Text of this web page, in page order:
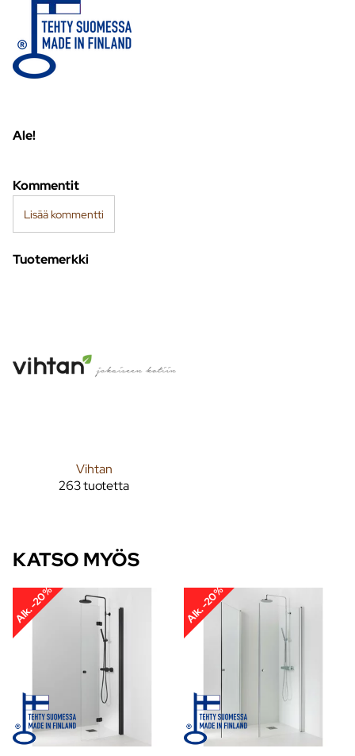
Ale!
Kommentit
Lisää kommentti
Tuotemerkki
Vihtan
263 tuotetta
KATSO MYÖS
Alk. -20% Alk. -20%